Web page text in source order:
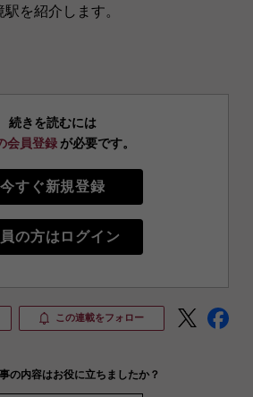
駅を紹介します。
続きを読むには
会員登録 が必要です。
今すぐ新規登録
の方はログイン
この連載をフォロー
の内容はお役に立ちましたか？